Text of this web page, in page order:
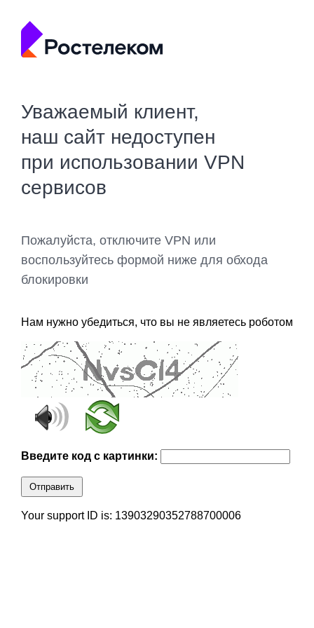
Уважаемый клиент,
наш сайт недоступен
при использовании VPN
сервисов
Пожалуйста, отключите VPN или
воспользуйтесь формой ниже для обхода
блокировки
Нам нужно убедиться, что вы не являетесь роботом
Введите код с картинки:
Отправить
Your support ID is: 13903290352788700006